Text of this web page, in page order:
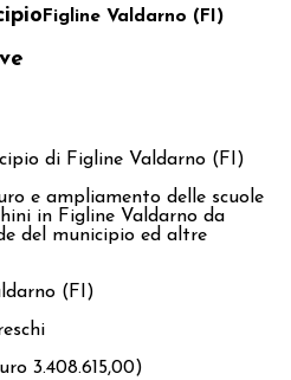
Figline Valdarno (FI)
di Figline Valdarno (FI)
e ampliamento delle scuole
in Figline Valdarno da
del municipio ed altre
(FI)
3.408.615,00)